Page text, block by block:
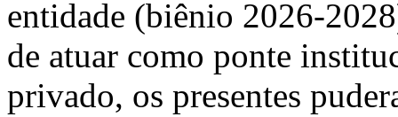
entidade (biênio 2026-
de atuar como ponte
privado, os presentes